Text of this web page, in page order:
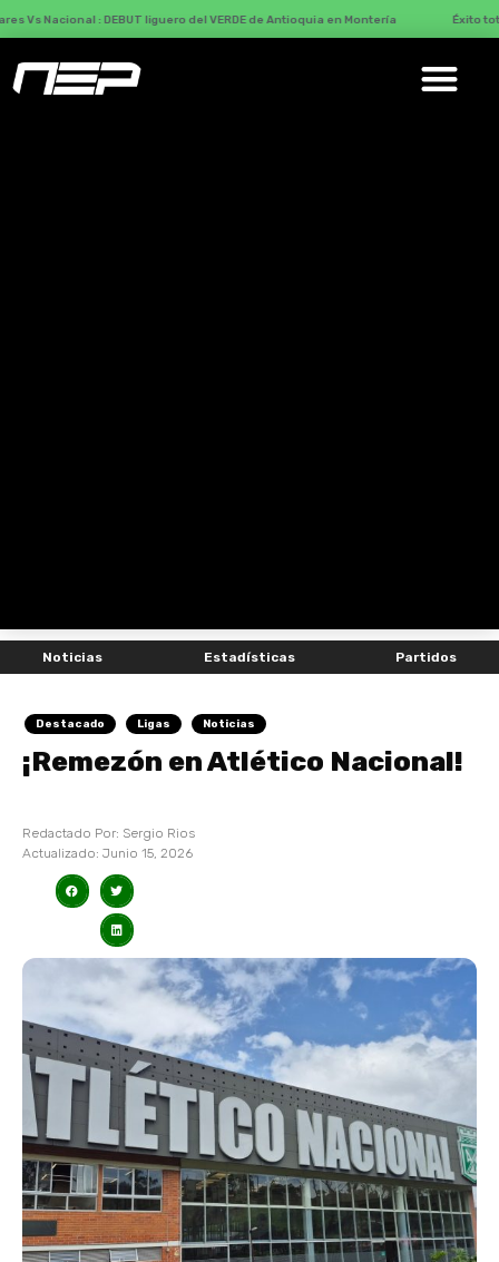
: DEBUT liguero del VERDE de Antioquia en Montería Éxito total con
Noticias Estadísticas Partidos
Destacado Ligas Noticias
¡Remezón en Atlético Nacional!
Redactado Por: Sergio Rios
Actualizado: Junio 15, 2026